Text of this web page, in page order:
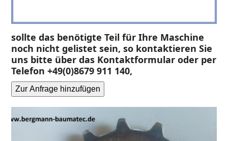
sollte das benötigte Teil für Ihre Maschine
noch nicht gelistet sein, so kontaktieren Sie
uns bitte über das Kontaktformular oder per
Telefon +49(0)8679 911 140,
Zur Anfrage hinzufügen